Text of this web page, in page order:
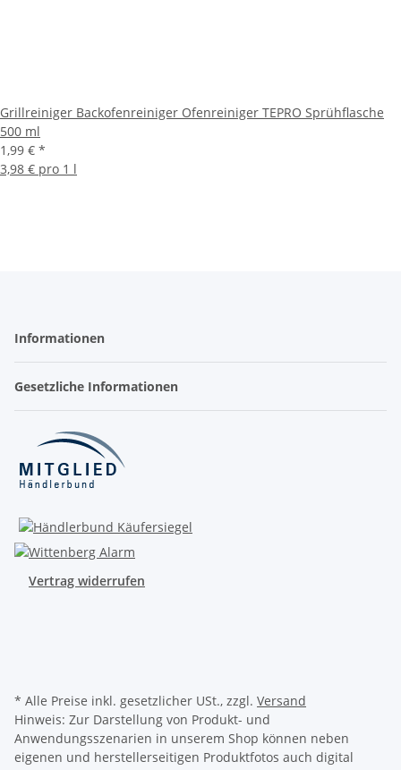
Grillreiniger Backofenreiniger Ofenreiniger TEPRO Sprühflasche
500 ml
1,99 € *
3,98 € pro 1 l
Informationen
Gesetzliche Informationen
Vertrag widerrufen
* Alle Preise inkl. gesetzlicher USt., zzgl. Versand
Hinweis: Zur Darstellung von Produkt- und
Anwendungsszenarien in unserem Shop können neben
eigenen und herstellerseitigen Produktfotos auch digital